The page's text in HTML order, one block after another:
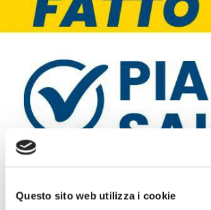
Questo sito web utilizza i cookie
“Il Patto per La Terza Età approvato